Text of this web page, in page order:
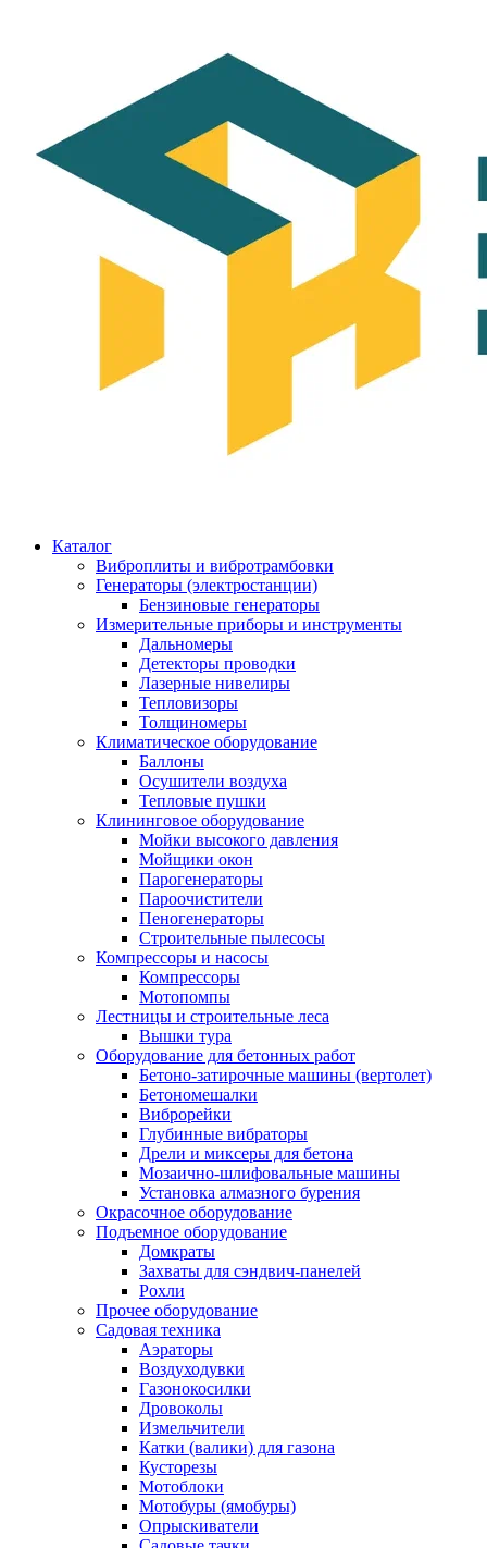
Каталог
Виброплиты и вибротрамбовки
Генераторы (электростанции)
Бензиновые генераторы
Измерительные приборы и инструменты
Дальномеры
Детекторы проводки
Лазерные нивелиры
Тепловизоры
Толщиномеры
Климатическое оборудование
Баллоны
Осушители воздуха
Тепловые пушки
Клининговое оборудование
Мойки высокого давления
Мойщики окон
Парогенераторы
Пароочистители
Пеногенераторы
Строительные пылесосы
Компрессоры и насосы
Компрессоры
Мотопомпы
Лестницы и строительные леса
Вышки тура
Оборудование для бетонных работ
Бетоно-затирочные машины (вертолет)
Бетономешалки
Виброрейки
Глубинные вибраторы
Дрели и миксеры для бетона
Мозаично-шлифовальные машины
Установка алмазного бурения
Окрасочное оборудование
Подъемное оборудование
Домкраты
Захваты для сэндвич-панелей
Рохли
Прочее оборудование
Садовая техника
Аэраторы
Воздуходувки
Газонокосилки
Дровоколы
Измельчители
Катки (валики) для газона
Кусторезы
Мотоблоки
Мотобуры (ямобуры)
Опрыскиватели